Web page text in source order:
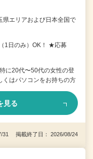
エリアおよび日本全国で
1日のみ）OK！ ★応募
に20代〜50代の女性の登
はパソコンをお持ちの方
見る
31 掲載終了日： 2026/08/24